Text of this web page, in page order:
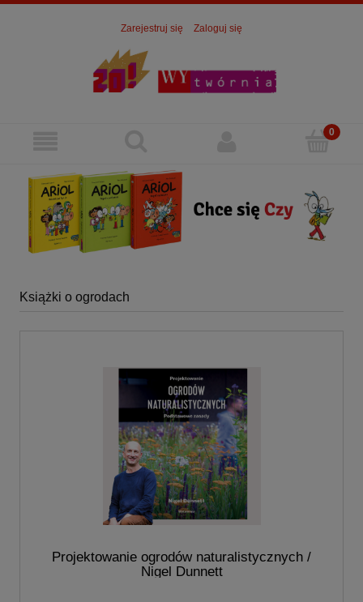
Zarejestruj się Zaloguj się
Książki o ogrodach
Projektowanie ogrodów naturalistycznych /
Nigel Dunnett